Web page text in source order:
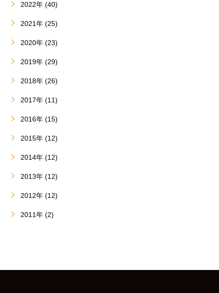
2022年 (40)
2021年 (25)
2020年 (23)
2019年 (29)
2018年 (26)
2017年 (11)
2016年 (15)
2015年 (12)
2014年 (12)
2013年 (12)
2012年 (12)
2011年 (2)